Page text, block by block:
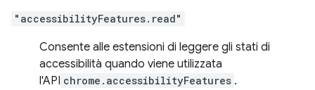
"accessibilityFeatures.read"
Consente alle estensioni di leggere gli stati di
accessibilità quando viene utilizzata
l'API chrome.accessibilityFeatures .